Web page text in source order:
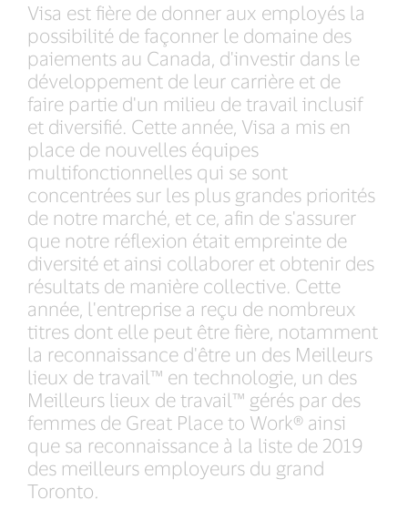
Visa est fière de donner aux employés la
possibilité de façonner le domaine des
paiements au Canada, d'investir dans le
développement de leur carrière et de
faire partie d'un milieu de travail inclusif
et diversifié. Cette année, Visa a mis en
place de nouvelles équipes
multifonctionnelles qui se sont
concentrées sur les plus grandes priorités
de notre marché, et ce, afin de s'assurer
que notre réflexion était empreinte de
diversité et ainsi collaborer et obtenir des
résultats de manière collective. Cette
année, l'entreprise a reçu de nombreux
titres dont elle peut être fière, notamment
la reconnaissance d'être un des Meilleurs
lieux de travail™ en technologie, un des
Meilleurs lieux de travail™ gérés par des
femmes de Great Place to Work® ainsi
que sa reconnaissance à la liste de 2019
des meilleurs employeurs du grand
Toronto